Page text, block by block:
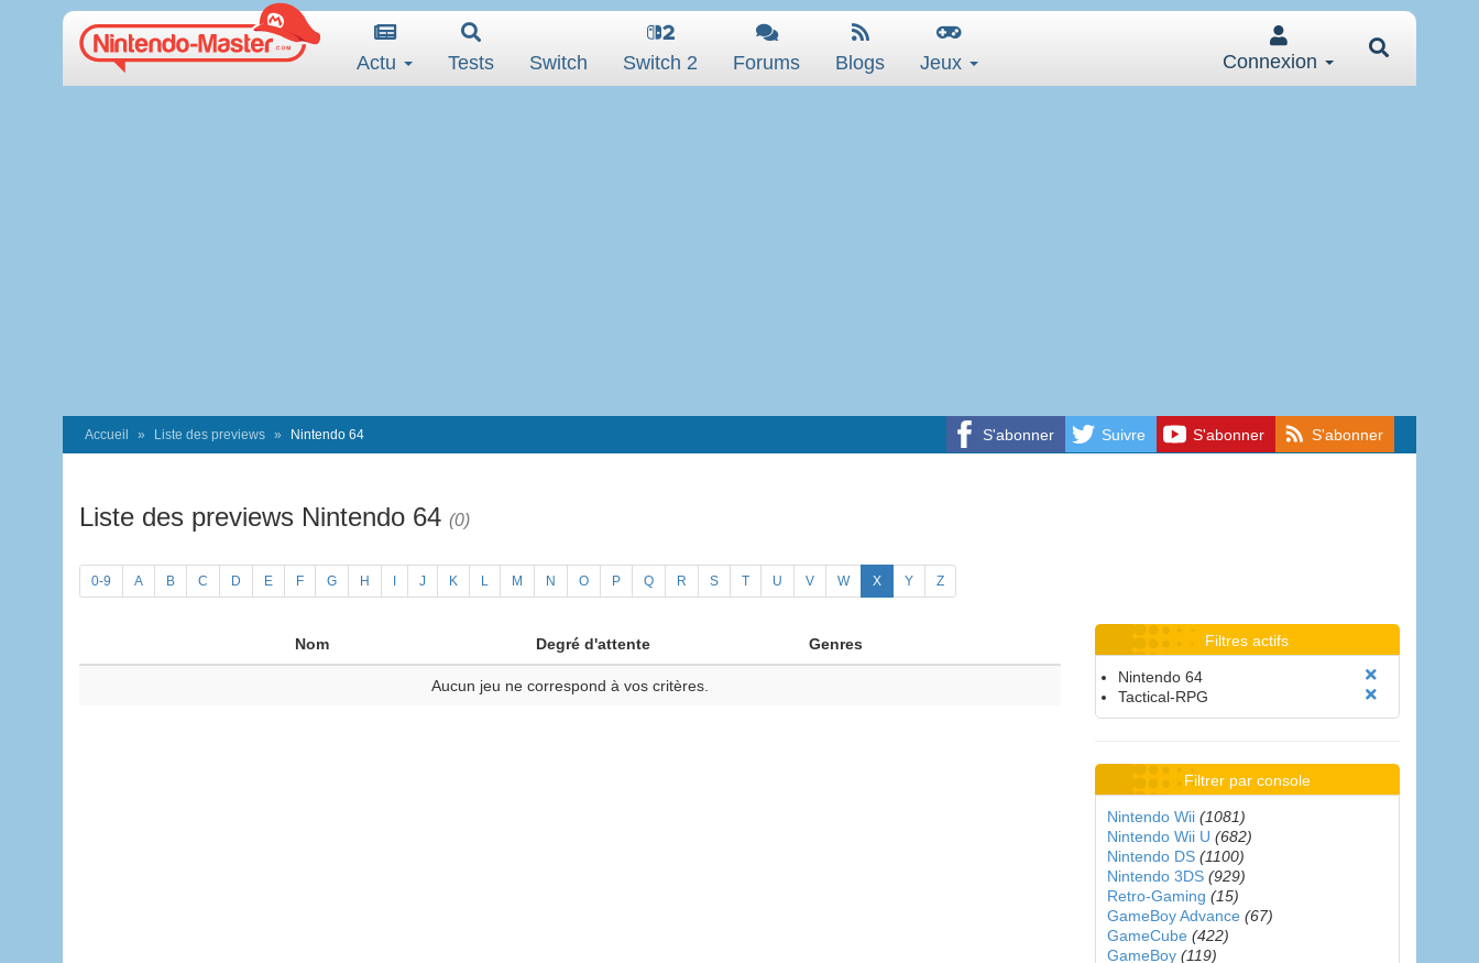
Actu Tests Switch Switch 2 Forums Blogs Jeux Connexion
S'abonner Suivre S'abonner S'abonner
Accueil Liste des previews Nintendo 64
Liste des previews Nintendo 64 (0)
0-9 A B C D E F G H J K L M N O P Q R S T U V W X Y Z
Nom Degré d'attente Genres
Aucun jeu ne correspond à vos critères.
Filtres actifs
Nintendo 64
Tactical-RPG
Filtrer par console
Nintendo Wii (1081)
Nintendo Wii U (682)
Nintendo DS (1100)
Nintendo 3DS (929)
Retro-Gaming (15)
GameBoy Advance (67)
GameCube (422)
GameBoy (119)